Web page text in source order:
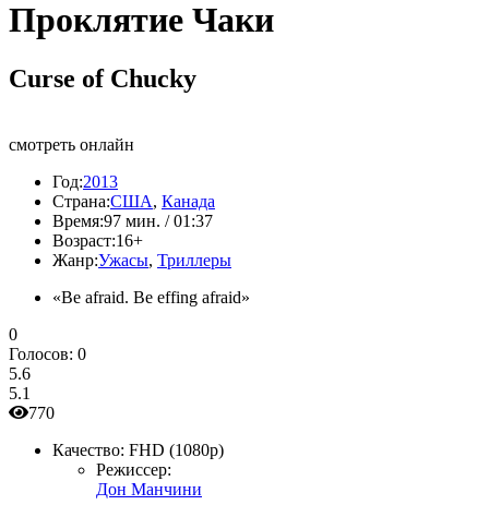
Проклятие Чаки
Curse of Chucky
смотреть онлайн
Год:2013
Страна:США, Канада
Время:97 мин. / 01:37
Возраст:16+
Жанр:Ужасы, Триллеры
«Be afraid. Be effing afraid»
0
Голосов: 0
5.6
5.1
770
Качество: FHD (1080p)
Режиссер:
Дон Манчини